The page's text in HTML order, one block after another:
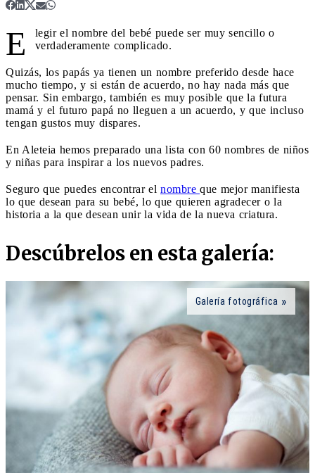
E
legir el nombre del bebé puede ser muy sencillo o
verdaderamente complicado.
Quizás, los papás ya tienen un nombre preferido desde hace
mucho tiempo, y si están de acuerdo, no hay nada más que
pensar. Sin embargo, también es muy posible que la futura
mamá y el futuro papá no lleguen a un acuerdo, y que incluso
tengan gustos muy dispares.
En Aleteia hemos preparado una lista con 60 nombres de niños
y niñas para inspirar a los nuevos padres.
Seguro que puedes encontrar el nombre que mejor manifiesta
lo que desean para su bebé, lo que quieren agradecer o la
historia a la que desean unir la vida de la nueva criatura.
Descúbrelos en esta galería:
Galería fotográfica